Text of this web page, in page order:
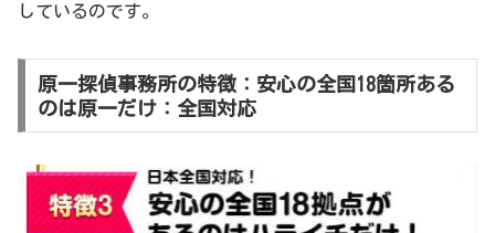
しているのです。
原一探偵事務所の特徴：安心の全国18箇所ある
のは原一だけ：全国対応